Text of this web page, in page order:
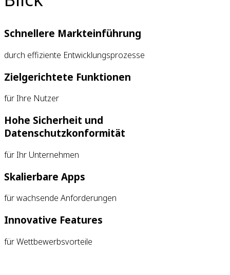
Schnellere Markteinführung
durch effiziente Entwicklungsprozesse
Zielgerichtete Funktionen
für Ihre Nutzer
Hohe Sicherheit und
Datenschutzkonformität
für Ihr Unternehmen
Skalierbare Apps
für wachsende Anforderungen
Innovative Features
für Wettbewerbsvorteile